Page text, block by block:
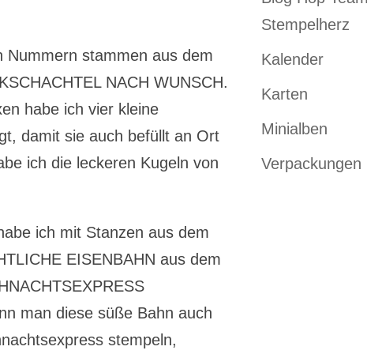
Nummern stammen aus dem
NACH WUNSCH.
habe ich vier kleine
damit sie auch befüllt an Ort
ich die leckeren Kugeln von
ich mit Stanzen aus dem
EISENBAHN aus dem
man diese süße Bahn auch
stempeln,
Stempelherz
Kalender
Karten
Minialben
Verpackungen